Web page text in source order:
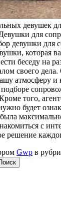
девушек
для
девушки для
беседу на
своего
атмосферу
того,
будет
с
решение
Gwp в